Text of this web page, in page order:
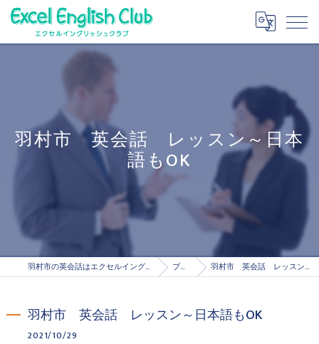
羽村市 英会話 レッスン～日本
語もOK
羽村市の英会話はエクセルイングリッシュクラブ ブログ 羽村市 英会話 レッスン～日本語もOK
羽村市 英会話 レッスン～日本語もOK
2021/10/29